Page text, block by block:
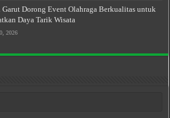
Dorong Event Olahraga Berkualitas untuk
Daya Tarik Wisata
2026